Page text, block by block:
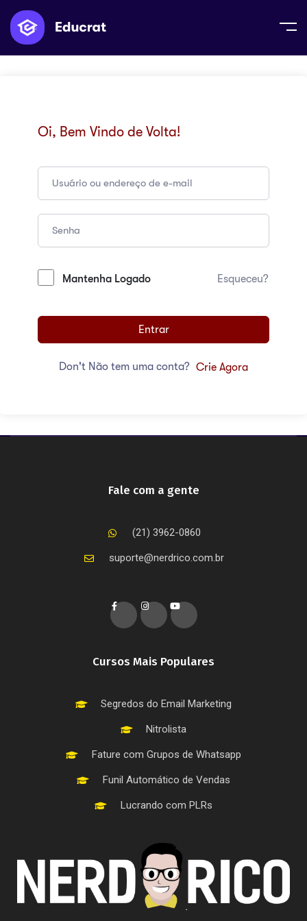
Oi, Bem Vindo de Volta!
Mantenha Logado Esqueceu?
Entrar
Don't Não tem uma conta? Crie Agora
Cursos Mais Populares
Segredos do Email Marketing
Nitrolista
Fature com Grupos de Whatsapp
Funil Automático de Vendas
Lucrando com PLRs
Fale com a gente
(21) 3962-0860
suporte@nerdrico.com.br